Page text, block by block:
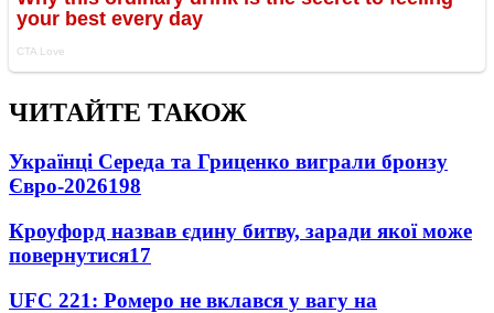
ЧИТАЙТЕ ТАКОЖ
Українці Середа та Гриценко виграли бронзу
Євро-2026198
Кроуфорд назвав єдину битву, заради якої може
повернутися17
UFC 221: Ромеро не вклався у вагу на